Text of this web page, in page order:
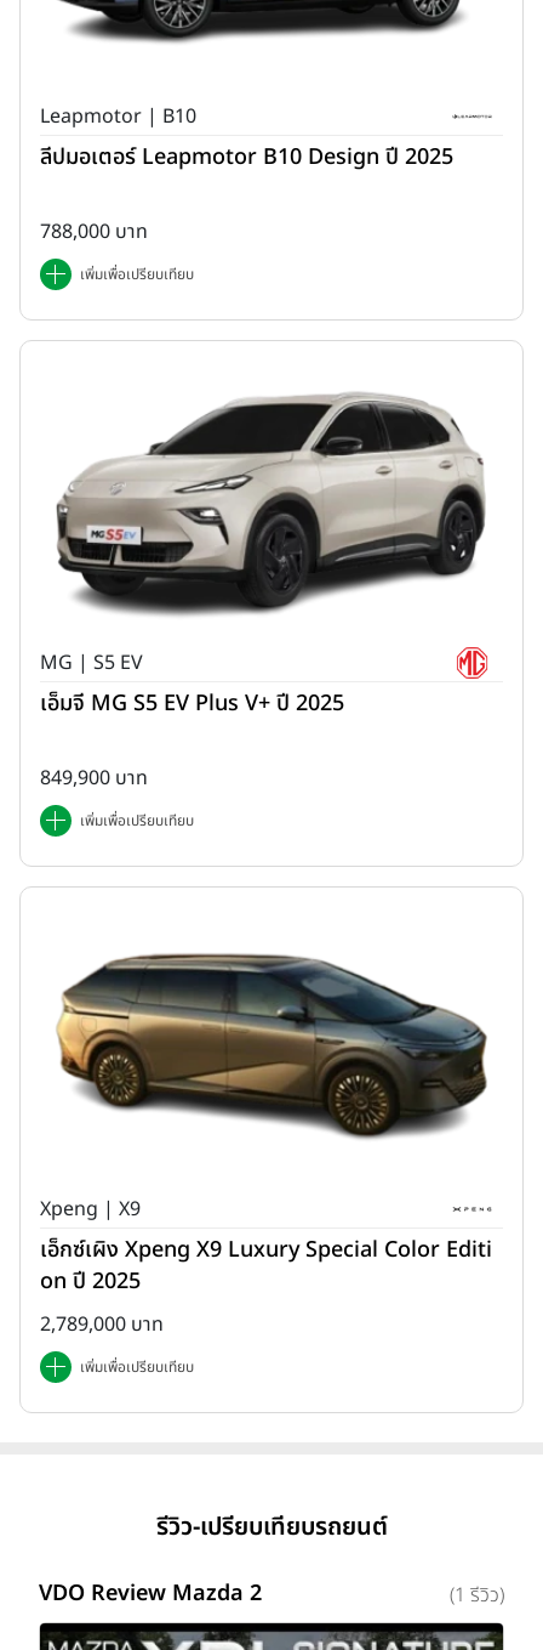
Leapmotor | B10
ลีปมอเตอร์ Leapmotor B10 Design ปี 2025
788,000 บาท
เพิ่มเพื่อเปรียบเทียบ
MG | S5 EV
เอ็มจี MG S5 EV Plus V+ ปี 2025
849,900 บาท
เพิ่มเพื่อเปรียบเทียบ
Xpeng | X9
เอ็กซ์เผิง Xpeng X9 Luxury Special Color Editi
on ปี 2025
2,789,000 บาท
เพิ่มเพื่อเปรียบเทียบ
รีวิว-เปรียบเทียบรถยนต์
VDO Review Mazda 2 (1 รีวิว)